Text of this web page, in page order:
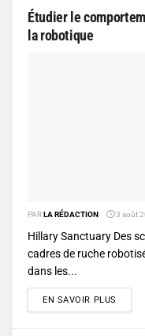
Étudier le
la robotique
PARLA RÉDACTION 3 août
Hillary Sanctuary Des
cadres de ruche
dans les...
EN SAVOIR PLUS